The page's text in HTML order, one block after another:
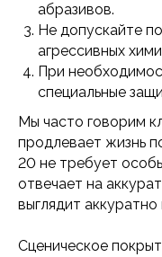
абразивов.
Не допускайте
агрессивных
При
специальные
Мы часто говорим
продлевает жизнь
20 не требует
отвечает на
выглядит
Сценическое
плитка (LVT)
«Show»
линолеум
линолеум
покрытие
линолеум
стен